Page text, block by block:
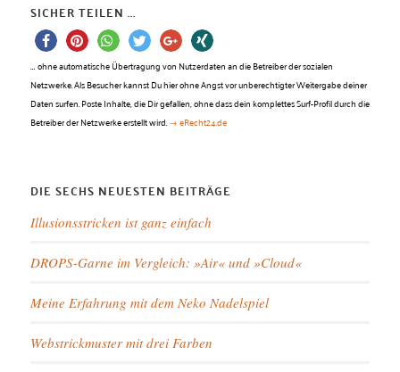
SICHER TEILEN ...
…ohne automatische Übertragung von Nutzerdaten an die Betreiber der sozialen
Netzwerke. Als Besucher kannst Du hier ohne Angst vor unberechtigter Weitergabe deiner
Daten surfen. Poste Inhalte, die Dir gefallen, ohne dass dein komplettes Surf-Profil durch die
Betreiber der Netzwerke erstellt wird.→ eRecht24.de
DIE SECHS NEUESTEN BEITRÄGE
Illusionsstricken ist ganz einfach
DROPS-Garne im Vergleich: »Air« und »Cloud«
Meine Erfahrung mit dem Neko Nadelspiel
Webstrickmuster mit drei Farben